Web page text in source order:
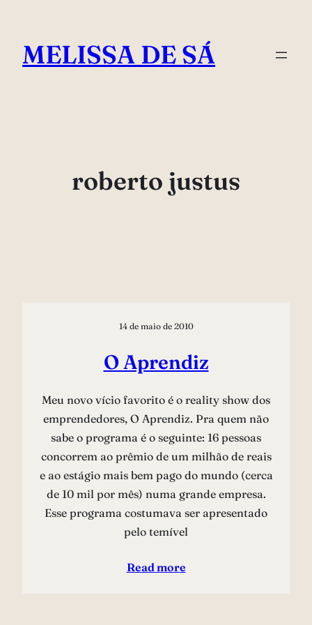
conteúdo
MELISSA DE SÁ
roberto justus
14 de maio de 2010
O Aprendiz
Meu novo vício favorito é o reality show dos
emprendedores, O Aprendiz. Pra quem não
sabe o programa é o seguinte: 16 pessoas
concorrem ao prêmio de um milhão de reais
e ao estágio mais bem pago do mundo (cerca
de 10 mil por mês) numa grande empresa.
Esse programa costumava ser apresentado
pelo temível
Read more